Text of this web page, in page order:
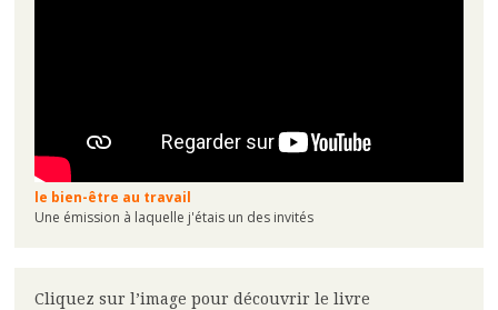
le bien-être au travail
Une émission à laquelle j'étais un des invités
Cliquez sur l’image pour découvrir le livre